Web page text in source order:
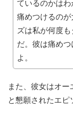
ているのかは
痛めつけるの
ズは私が何度
だ。彼は痛め
よ。
また、彼女はオー
と懇願されたエピ